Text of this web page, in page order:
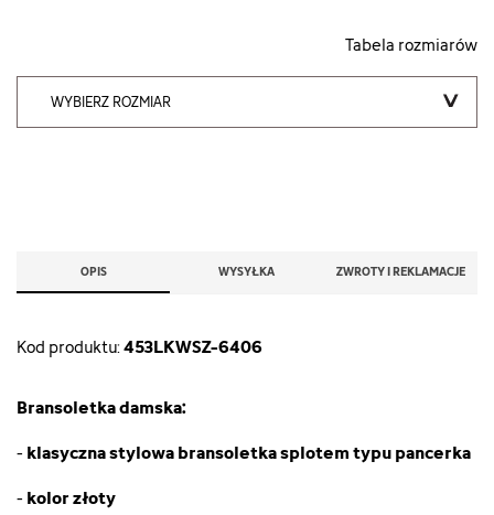
Tabela rozmiarów
WYBIERZ ROZMIAR
OPIS WYSYŁKA ZWROTY I REKLAMACJE
Kod produktu:453LKWSZ-6406
Bransoletka damska:
-klasyczna stylowa bransoletka splotem typu pancerka
-kolor złoty